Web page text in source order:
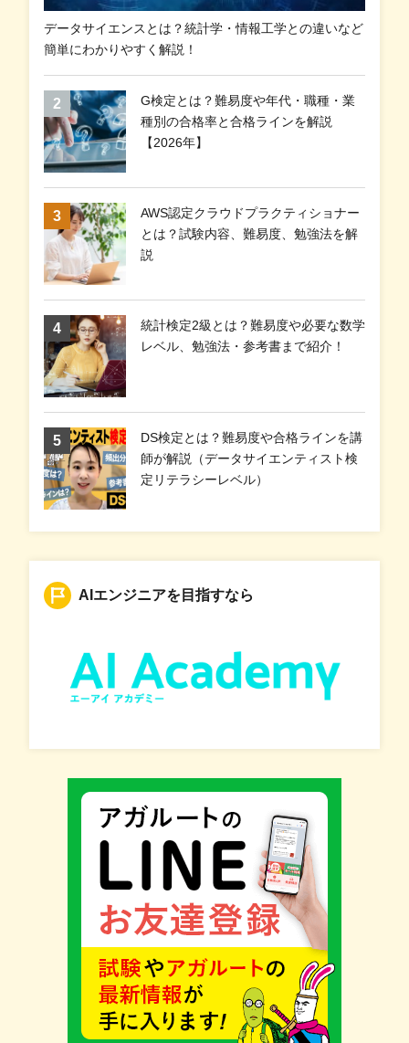
データサイエンスとは？統計学・情報工学との違いなど
簡単にわかりやすく解説！
G検定とは？難易度や年代・職種・業
種別の合格率と合格ラインを解説
【2026年】
AWS認定クラウドプラクティショナー
とは？試験内容、難易度、勉強法を解
説
統計検定2級とは？難易度や必要な数学
レベル、勉強法・参考書まで紹介！
DS検定とは？難易度や合格ラインを講
師が解説（データサイエンティスト検
定リテラシーレベル）
AIエンジニアを目指すなら